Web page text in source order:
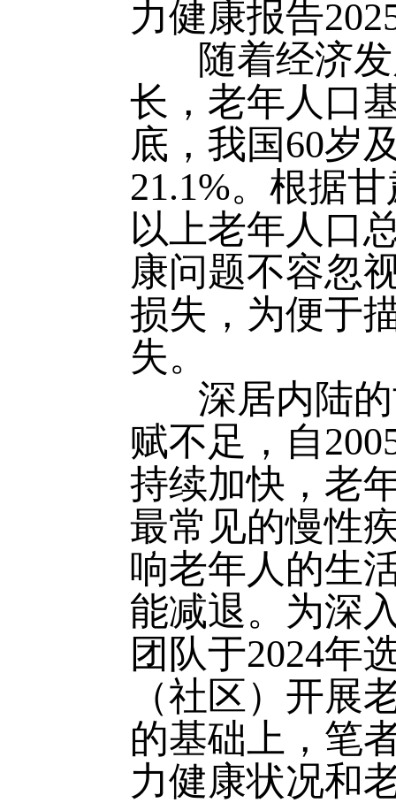
力健康报告
随着经济发
长，老年人口
底，我国60岁
21.1%。根据
以上老年人口
康问题不容忽
损失，为便于
失。
深居内陆的
赋不足，自
持续加快，老
最常见的慢性
响老年人的生
能减退。为深
团队于2024年
（社区）开展
的基础上，笔
力健康状况和